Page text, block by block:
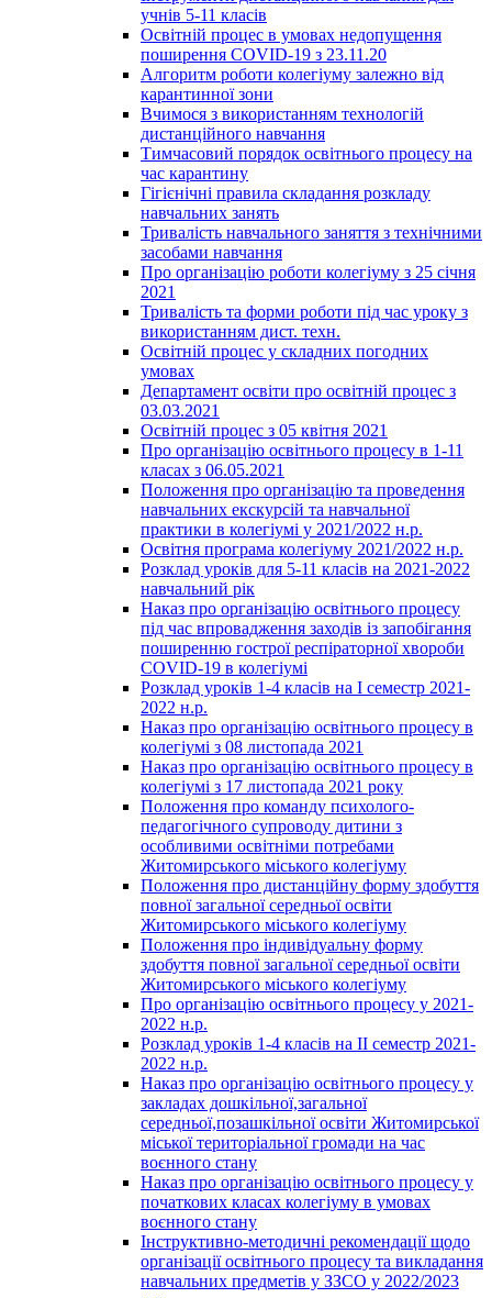
учнів 5-11 класів
Освітній процес в умовах недопущення
поширення COVID-19 з 23.11.20
Алгоритм роботи колегіуму залежно від
карантинної зони
Вчимося з використанням технологій
дистанційного навчання
Тимчасовий порядок освітнього процесу на
час карантину
Гігієнічні правила складання розкладу
навчальних занять
Тривалість навчального заняття з технічними
засобами навчання
Про організацію роботи колегіуму з 25 січня
2021
Тривалість та форми роботи під час уроку з
використанням дист. техн.
Освітній процес у складних погодних
умовах
Департамент освіти про освітній процес з
03.03.2021
Освітній процес з 05 квітня 2021
Про організацію освітнього процесу в 1-11
класах з 06.05.2021
Положення про організацію та проведення
навчальних екскурсій та навчальної
практики в колегіумі у 2021/2022 н.р.
Освітня програма колегіуму 2021/2022 н.р.
Розклад уроків для 5-11 класів на 2021-2022
навчальний рік
Наказ про організацію освітнього процесу
під час впровадження заходів із запобігання
поширенню гострої респіраторної хвороби
COVID-19 в колегіумі
Розклад уроків 1-4 класів на І семестр 2021-
2022 н.р.
Наказ про організацію освітнього процесу в
колегіумі з 08 листопада 2021
Наказ про організацію освітнього процесу в
колегіумі з 17 листопада 2021 року
Положення про команду психолого-
педагогічного супроводу дитини з
особливими освітніми потребами
Житомирського міського колегіуму
Положення про дистанційну форму здобуття
повної загальної середньої освіти
Житомирського міського колегіуму
Положення про індивідуальну форму
здобуття повної загальної середньої освіти
Житомирського міського колегіуму
Про організацію освітнього процесу у 2021-
2022 н.р.
Розклад уроків 1-4 класів на ІІ семестр 2021-
2022 н.р.
Наказ про організацію освітнього процесу у
закладах дошкільної,загальної
середньої,позашкільної освіти Житомирської
міської територіальної громади на час
воєнного стану
Наказ про організацію освітнього процесу у
початкових класах колегіуму в умовах
воєнного стану
Інструктивно-методичні рекомендації щодо
організації освітнього процесу та викладання
навчальних предметів у ЗЗСО у 2022/2023